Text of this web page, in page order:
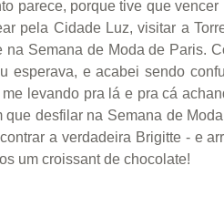
parece, porque tive que
pela Cidade Luz, visitar a
Semana de Moda de Paris.
esperava, e acabei sendo
levando pra lá e pra cá
desfilar na Semana de
a verdadeira Brigitte - e
um croissant de chocolate!